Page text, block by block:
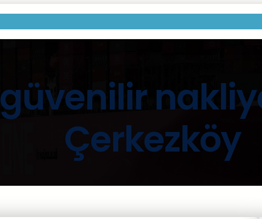
güvenilir
Çerkezköy